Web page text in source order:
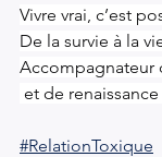
Vivre vrai, c’est
De la survie à la
Accompagnateur
et de
#RelationToxique